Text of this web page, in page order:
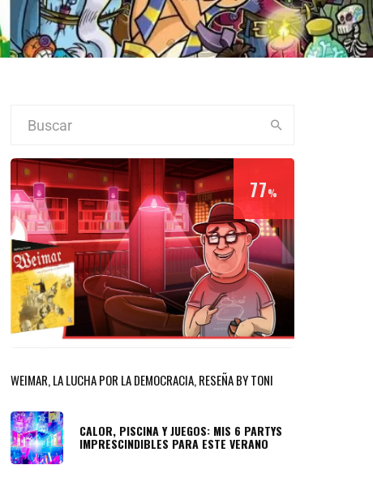
77%
WEIMAR, LA LUCHA POR LA DEMOCRACIA, RESEÑA BY TONI
CALOR, PISCINA Y JUEGOS: MIS 6 PARTYS
IMPRESCINDIBLES PARA ESTE VERANO